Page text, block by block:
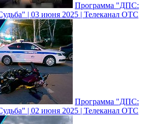
Программа "ДПС:
| 03 июня 2025 | Телеканал ОТС
Программа "ДПС:
| 02 июня 2025 | Телеканал ОТС